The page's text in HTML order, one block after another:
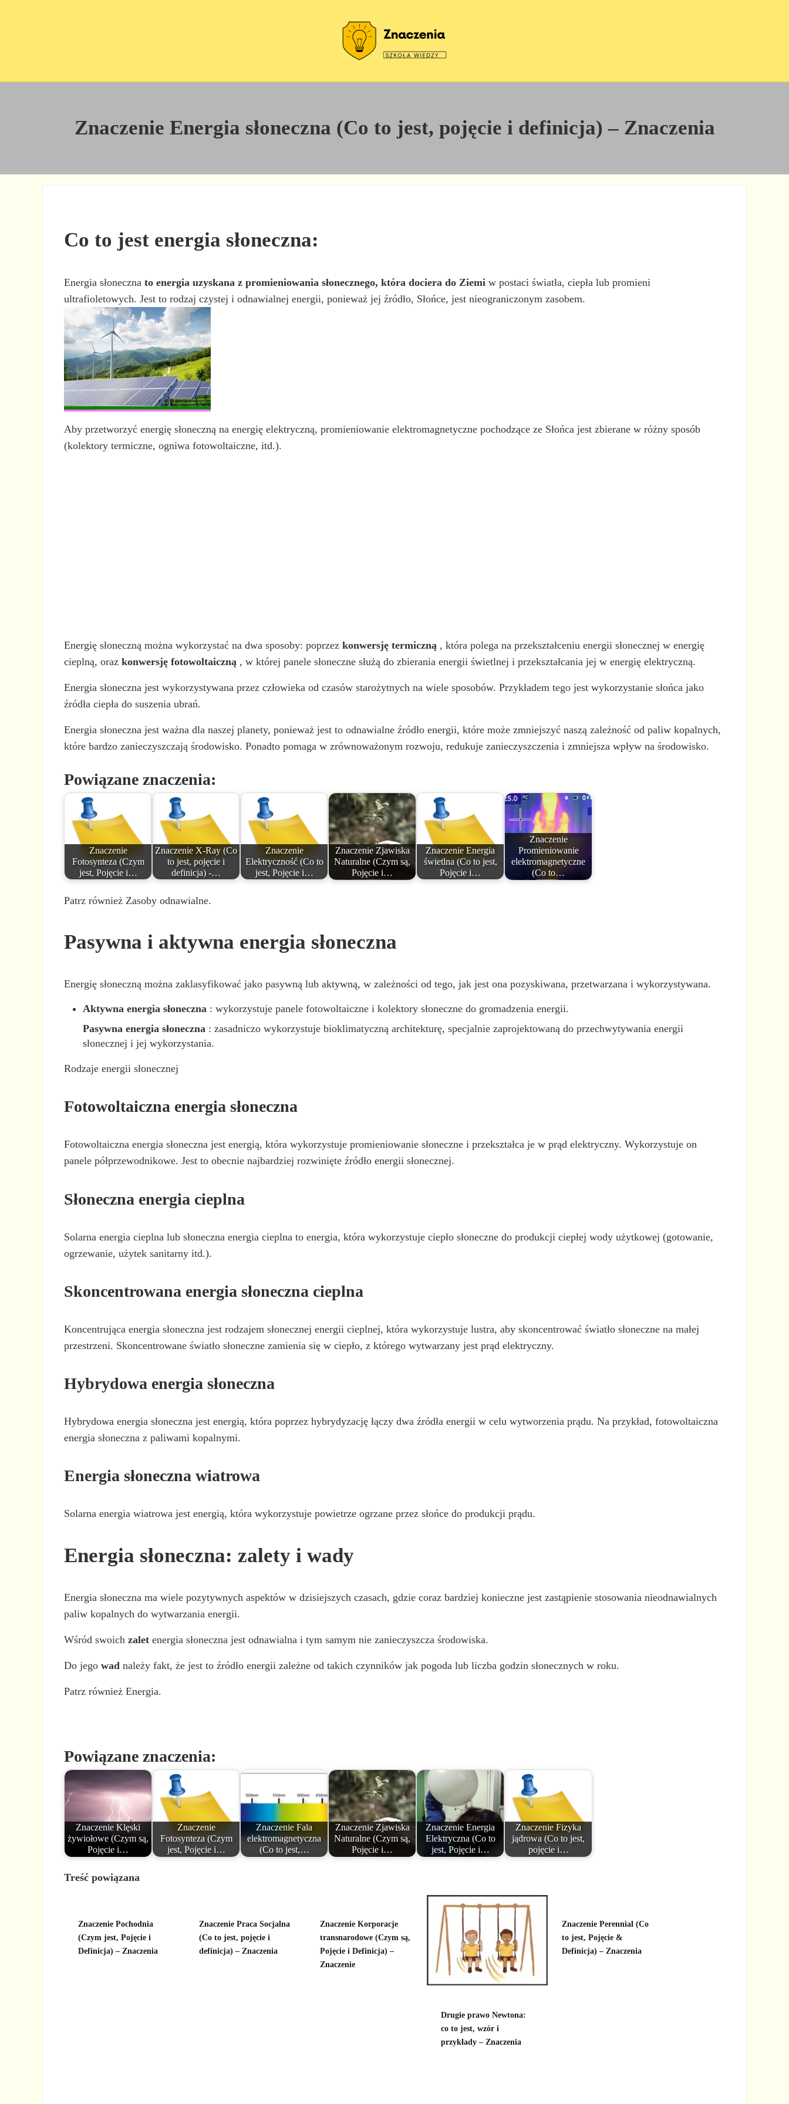
Znaczenie Energia słoneczna (Co to jest, pojęcie i definicja) – Znaczenia
Co to jest energia słoneczna:
Energia słonecznato energia uzyskana z promieniowania słonecznego, która dociera do Ziemi w postaci światła, ciepła lub promieni
ultrafioletowych. Jest to rodzaj czystej i odnawialnej energii, ponieważ jej źródło, Słońce, jest nieograniczonym zasobem.
Aby przetworzyć energię słoneczną na energię elektryczną, promieniowanie elektromagnetyczne pochodzące ze Słońca jest zbierane w różny sposób
(kolektory termiczne, ogniwa fotowoltaiczne, itd.).
Energię słoneczną można wykorzystać na dwa sposoby: poprzezkonwersję termiczną , która polega na przekształceniu energii słonecznej w energię
cieplną, orazkonwersję fotowoltaiczną , w której panele słoneczne służą do zbierania energii świetlnej i przekształcania jej w energię elektryczną.
Energia słoneczna jest wykorzystywana przez człowieka od czasów starożytnych na wiele sposobów. Przykładem tego jest wykorzystanie słońca jako
źródła ciepła do suszenia ubrań.
Energia słoneczna jest ważna dla naszej planety, ponieważ jest to odnawialne źródło energii, które może zmniejszyć naszą zależność od paliw kopalnych,
które bardzo zanieczyszczają środowisko. Ponadto pomaga w zrównoważonym rozwoju, redukuje zanieczyszczenia i zmniejsza wpływ na środowisko.
Powiązane znaczenia:
Znaczenie
Fotosynteza (Czym
jest, Pojęcie i…
Znaczenie X-Ray (Co
to jest, pojęcie i
definicja) -…
Znaczenie
Elektryczność (Co to
jest, Pojęcie i…
Znaczenie Zjawiska
Naturalne (Czym są,
Pojęcie i…
Znaczenie Energia
świetlna (Co to jest,
Pojęcie i…
Znaczenie
Promieniowanie
elektromagnetyczne
(Co to…
Patrz również Zasoby odnawialne.
Pasywna i aktywna energia słoneczna
Energię słoneczną można zaklasyfikować jako pasywną lub aktywną, w zależności od tego, jak jest ona pozyskiwana, przetwarzana i wykorzystywana.
Aktywna energia słoneczna: wykorzystuje panele fotowoltaiczne i kolektory słoneczne do gromadzenia energii.
Pasywna energia słoneczna: zasadniczo wykorzystuje bioklimatyczną architekturę, specjalnie zaprojektowaną do przechwytywania energii
słonecznej i jej wykorzystania.
Rodzaje energii słonecznej
Fotowoltaiczna energia słoneczna
Fotowoltaiczna energia słoneczna jest energią, która wykorzystuje promieniowanie słoneczne i przekształca je w prąd elektryczny. Wykorzystuje on
panele półprzewodnikowe. Jest to obecnie najbardziej rozwinięte źródło energii słonecznej.
Słoneczna energia cieplna
Solarna energia cieplna lub słoneczna energia cieplna to energia, która wykorzystuje ciepło słoneczne do produkcji ciepłej wody użytkowej (gotowanie,
ogrzewanie, użytek sanitarny itd.).
Skoncentrowana energia słoneczna cieplna
Koncentrująca energia słoneczna jest rodzajem słonecznej energii cieplnej, która wykorzystuje lustra, aby skoncentrować światło słoneczne na małej
przestrzeni. Skoncentrowane światło słoneczne zamienia się w ciepło, z którego wytwarzany jest prąd elektryczny.
Hybrydowa energia słoneczna
Hybrydowa energia słoneczna jest energią, która poprzez hybrydyzację łączy dwa źródła energii w celu wytworzenia prądu. Na przykład, fotowoltaiczna
energia słoneczna z paliwami kopalnymi.
Energia słoneczna wiatrowa
Solarna energia wiatrowa jest energią, która wykorzystuje powietrze ogrzane przez słońce do produkcji prądu.
Energia słoneczna: zalety i wady
Energia słoneczna ma wiele pozytywnych aspektów w dzisiejszych czasach, gdzie coraz bardziej konieczne jest zastąpienie stosowania nieodnawialnych
paliw kopalnych do wytwarzania energii.
Wśród swoichzalet energia słoneczna jest odnawialna i tym samym nie zanieczyszcza środowiska.
Do jegowad należy fakt, że jest to źródło energii zależne od takich czynników jak pogoda lub liczba godzin słonecznych w roku.
Patrz również Energia.
Powiązane znaczenia:
Znaczenie Klęski
żywiołowe (Czym są,
Pojęcie i…
Znaczenie
Fotosynteza (Czym
jest, Pojęcie i…
Znaczenie Fala
elektromagnetyczna
(Co to jest,…
Znaczenie Zjawiska
Naturalne (Czym są,
Pojęcie i…
Znaczenie Energia
Elektryczna (Co to
jest, Pojęcie i…
Znaczenie Fizyka
jądrowa (Co to jest,
pojęcie i…
Treść powiązana
Znaczenie Pochodnia
(Czym jest, Pojęcie i
Definicja) – Znaczenia
Znaczenie Praca Socjalna
(Co to jest, pojęcie i
definicja) – Znaczenia
Znaczenie Korporacje
transnarodowe (Czym są,
Pojęcie i Definicja) –
Znaczenie
Drugie prawo Newtona:
co to jest, wzór i
przykłady – Znaczenia
Znaczenie Perennial (Co
to jest, Pojęcie &
Definicja) – Znaczenia